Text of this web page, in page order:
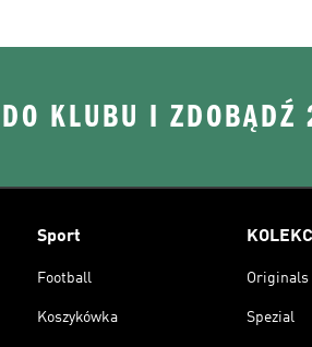
KLUBU I ZDOBĄDŹ
Sport
Football
Koszykówka
Originals
Spezial